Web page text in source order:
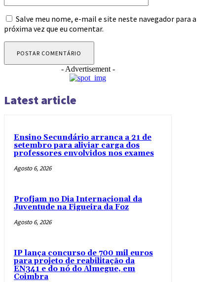
Salve meu nome, e-mail e site neste navegador para a
próxima vez que eu comentar.
- Advertisement -
Latest article
Ensino Secundário arranca a 21 de
setembro para aliviar carga dos
professores envolvidos nos exames
Agosto 6, 2026
Profjam no Dia Internacional da
Juventude na Figueira da Foz
Agosto 6, 2026
IP lança concurso de 700 mil euros
para projeto de reabilitação da
EN341 e do nó do Almegue, em
Coimbra